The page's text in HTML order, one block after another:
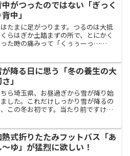
のかな？くらいに思っ...
中がつったのではない「ぎっく
中」
たまに足がつります。つるのは大抵
らはぎか土踏まずの所で、とにかく
た時の痛みって「くぅぅーっ…
伸ばしてみたり、水分補給をした
数少ない出来ることを痛みに...
が降る日に思う「冬の養生の大
」
ら埼玉県、お昼過ぎから雪が降り始
した。これだけしっかり雪が降るの
この冬お初です。当たり前ですけ
て、冬になると有給休暇のほどんど
やしてスキーやスノーボ...
熱式折りたたみフットバス「あ
～ゆ」が猛烈に欲しい！